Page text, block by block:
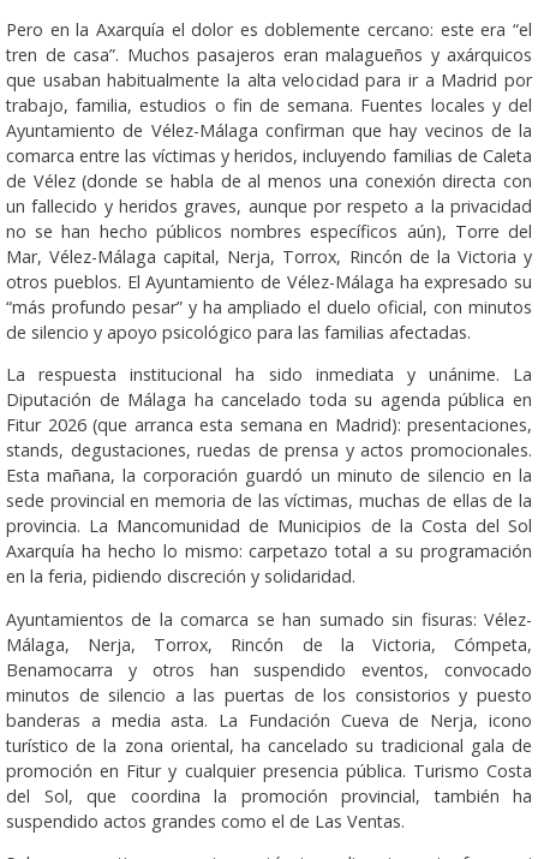
Pero en la Axarquía el dolor es doblemente cercano: este era “el
tren de casa”. Muchos pasajeros eran malagueños y axárquicos
que usaban habitualmente la alta velocidad para ir a Madrid por
trabajo, familia, estudios o fin de semana. Fuentes locales y del
Ayuntamiento de Vélez-Málaga confirman que hay vecinos de la
comarca entre las víctimas y heridos, incluyendo familias de Caleta
de Vélez (donde se habla de al menos una conexión directa con
un fallecido y heridos graves, aunque por respeto a la privacidad
no se han hecho públicos nombres específicos aún), Torre del
Mar, Vélez-Málaga capital, Nerja, Torrox, Rincón de la Victoria y
otros pueblos. El Ayuntamiento de Vélez-Málaga ha expresado su
“más profundo pesar” y ha ampliado el duelo oficial, con minutos
de silencio y apoyo psicológico para las familias afectadas.
La respuesta institucional ha sido inmediata y unánime. La
Diputación de Málaga ha cancelado toda su agenda pública en
Fitur 2026 (que arranca esta semana en Madrid): presentaciones,
stands, degustaciones, ruedas de prensa y actos promocionales.
Esta mañana, la corporación guardó un minuto de silencio en la
sede provincial en memoria de las víctimas, muchas de ellas de la
provincia. La Mancomunidad de Municipios de la Costa del Sol
Axarquía ha hecho lo mismo: carpetazo total a su programación
en la feria, pidiendo discreción y solidaridad.
Ayuntamientos de la comarca se han sumado sin fisuras: Vélez-
Málaga, Nerja, Torrox, Rincón de la Victoria, Cómpeta,
Benamocarra y otros han suspendido eventos, convocado
minutos de silencio a las puertas de los consistorios y puesto
banderas a media asta. La Fundación Cueva de Nerja, icono
turístico de la zona oriental, ha cancelado su tradicional gala de
promoción en Fitur y cualquier presencia pública. Turismo Costa
del Sol, que coordina la promoción provincial, también ha
suspendido actos grandes como el de Las Ventas.